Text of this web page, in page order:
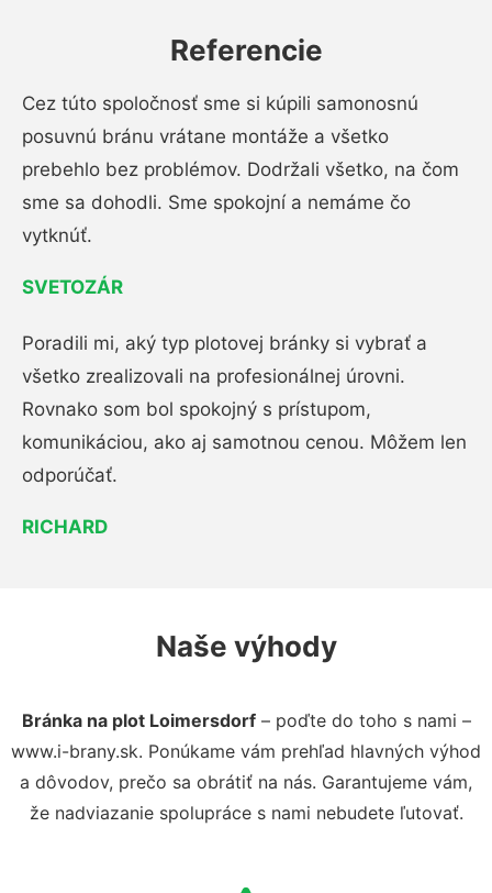
Referencie
Cez túto spoločnosť sme si kúpili samonosnú
posuvnú bránu vrátane montáže a všetko
prebehlo bez problémov. Dodržali všetko, na čom
sme sa dohodli. Sme spokojní a nemáme čo
vytknúť.
SVETOZÁR
Poradili mi, aký typ plotovej bránky si vybrať a
všetko zrealizovali na profesionálnej úrovni.
Rovnako som bol spokojný s prístupom,
komunikáciou, ako aj samotnou cenou. Môžem len
odporúčať.
RICHARD
Naše výhody
Bránka na plot Loimersdorf– poďte do toho s nami –
www.i-brany.sk. Ponúkame vám prehľad hlavných výhod
a dôvodov, prečo sa obrátiť na nás. Garantujeme vám,
že nadviazanie spolupráce s nami nebudete ľutovať.